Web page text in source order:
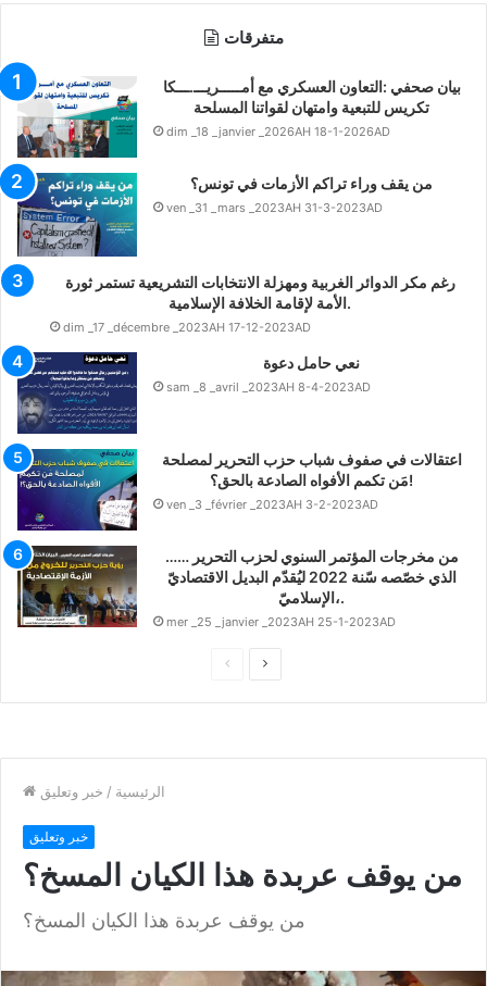
متفرقات
بيان صحفي :التعاون العسكري مع أمـــــريـــ.ـــكا
تكريس للتبعية وامتهان لقواتنا المسلحة
dim _18 _janvier _2026AH 18-1-2026AD
من يقف وراء تراكم الأزمات في تونس؟
ven _31 _mars _2023AH 31-3-2023AD
رغم مكر الدوائر الغربية ومهزلة الانتخابات التشريعية تستمر ثورة
الأمة لإقامة الخلافة الإسلامية.
dim _17 _décembre _2023AH 17-12-2023AD
نعي حامل دعوة
sam _8 _avril _2023AH 8-4-2023AD
اعتقالات في صفوف شباب حزب التحرير لمصلحة
مَن تكمم الأفواه الصادعة بالحق؟!
ven _3 _février _2023AH 3-2-2023AD
…… من مخرجات المؤتمر السنوي لحزب التحرير
الذي خصّصه سّنة 2022 ليُقدّم البديل الاقتصاديّ
الإسلاميّ،.
mer _25 _janvier _2023AH 25-1-2023AD
ف
ل
ب
ا